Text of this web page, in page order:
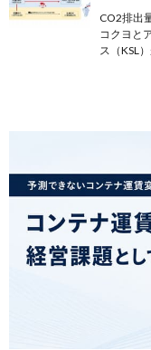
CO2排出
コクヨと
ス（KSL